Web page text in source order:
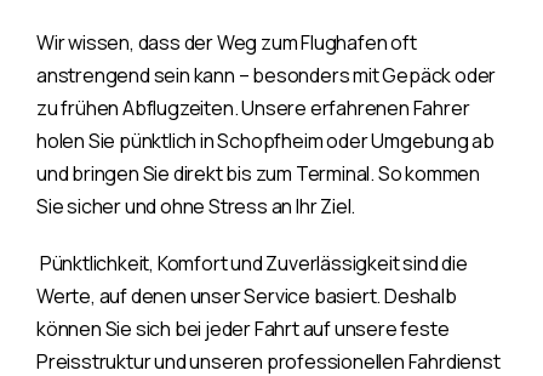
Wir wissen, dass der Weg zum Flughafen oft
anstrengend sein kann – besonders mit Gepäck oder
zu frühen Abflugzeiten. Unsere erfahrenen Fahrer
holen Sie pünktlich in Schopfheim oder Umgebung ab
und bringen Sie direkt bis zum Terminal. So kommen
Sie sicher und ohne Stress an Ihr Ziel.
Pünktlichkeit, Komfort und Zuverlässigkeit sind die
Werte, auf denen unser Service basiert. Deshalb
können Sie sich bei jeder Fahrt auf unsere feste
Preisstruktur und unseren professionellen Fahrdienst